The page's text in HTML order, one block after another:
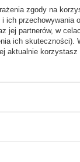
zgody na
ich
jej partnerów, w
ich
aktualnie